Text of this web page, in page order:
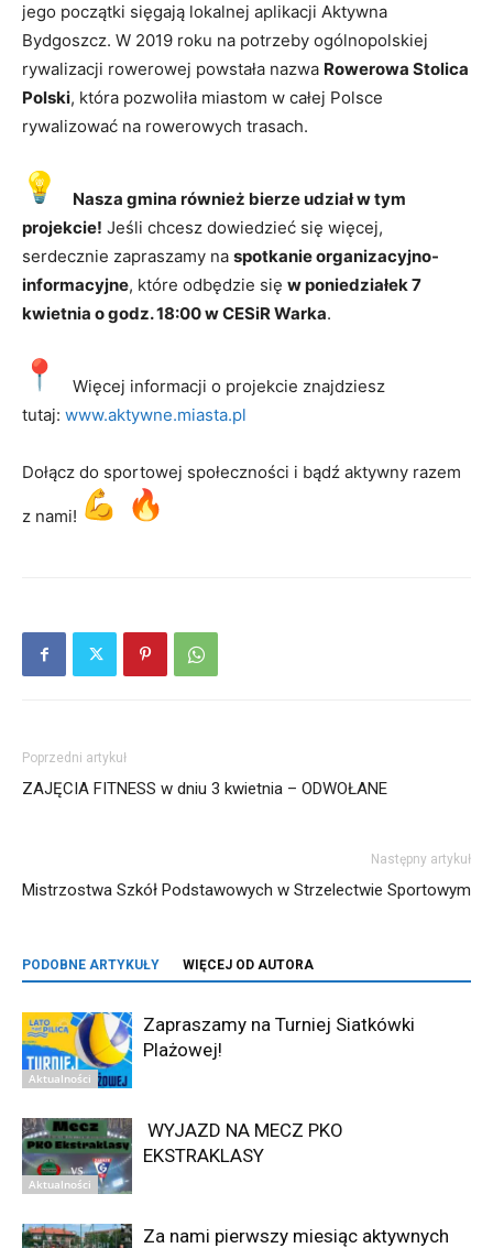
jego początki sięgają lokalnej aplikacji Aktywna
Bydgoszcz. W 2019 roku na potrzeby ogólnopolskiej
rywalizacji rowerowej powstała nazwa Rowerowa Stolica
Polski, która pozwoliła miastom w całej Polsce
rywalizować na rowerowych trasach.
Nasza gmina również bierze udział w tym
projekcie! Jeśli chcesz dowiedzieć się więcej,
serdecznie zapraszamy na spotkanie organizacyjno-
informacyjne, które odbędzie się w poniedziałek 7
kwietnia o godz. 18:00 w CESiR Warka.
Więcej informacji o projekcie znajdziesz
tutaj: www.aktywne.miasta.pl
Dołącz do sportowej społeczności i bądź aktywny razem
z nami!
Poprzedni artykuł
ZAJĘCIA FITNESS w dniu 3 kwietnia – ODWOŁANE
Następny artykuł
Mistrzostwa Szkół Podstawowych w Strzelectwie Sportowym
PODOBNE ARTYKUŁY WIĘCEJ OD AUTORA
Aktualności
Zapraszamy na Turniej Siatkówki
Plażowej!
Aktualności
WYJAZD NA MECZ PKO
EKSTRAKLASY
Za nami pierwszy miesiąc aktywnych